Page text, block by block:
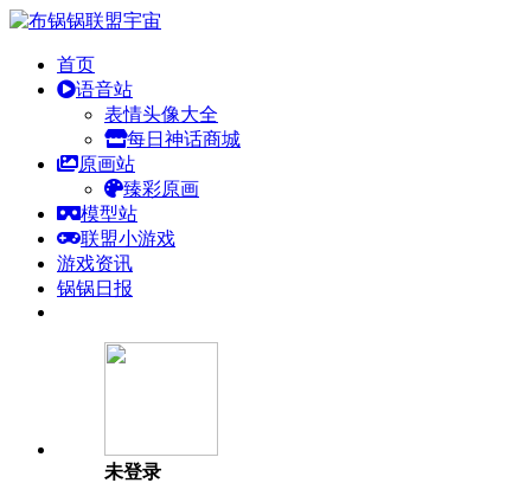
首页
语音站
表情头像大全
每日神话商城
原画站
臻彩原画
模型站
联盟小游戏
游戏资讯
锅锅日报
未登录